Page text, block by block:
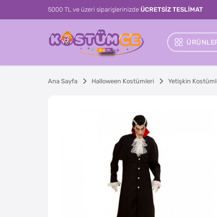
5000 TL ve üzeri siparişlerinizde ÜCRETSİZ TESLİMAT
Ana Sayfa Halloween Kostümleri Yetişkin